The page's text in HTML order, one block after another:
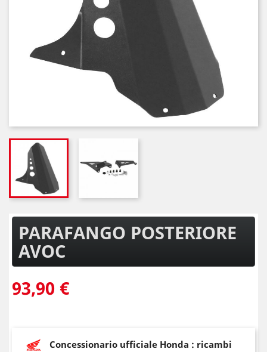
PARAFANGO POSTERIORE
AVOC
93,90 €
Concessionario ufficiale Honda : ricambi